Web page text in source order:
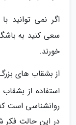
اگر نمی توانید
سعی کنید به
خورند.
از بشقاب های
استفاده از
روانشناسی است
در این حالت فکر